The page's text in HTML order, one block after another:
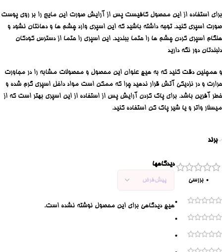
برای استفاده از این محصول کافیست پس از آرایش صورت این مایع را بر روی پوست
صورت اسپری کنید. توجه داشته باشید که این اسپری وارد چشم ها و دهانتان نشود و
هنگام اسپری کردن چشم ها را حتما ببندید. این اسپری را حتما از دسترس کودکان
دلبندتان دور نگه دارید
و همچنین دقت کنید که به هیچ عنوان این محصول و محصولات مشابه را در مجاورت
حرارت و در نزدیکی آتش قرار ندهید چرا که ممکن است مواد داخل اسپری گرم شده و
خطر آفرین باشد. برای پاک کردن آرایش پس از استفاده از این اسپری بهتر است که از
میسلار واتر و یا شیر پاک کن استفاده کنید.
برند
0 بررسی
0
0
0
دیدگاهها
هیچ دیدگاهی برای این محصول نوشته نشده است.